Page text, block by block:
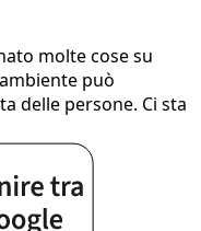
molte cose su
può
delle persone. Ci sta